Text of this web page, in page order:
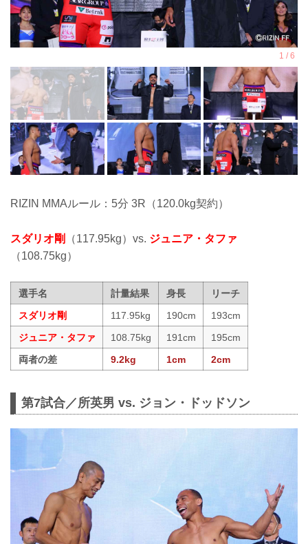
RIZIN MMAルール：5分 3R（120.0kg契約）
スダリオ剛 （117.95kg）vs. ジュニア・タファ
（108.75kg）
選手名 計量結果 身長
リーチ
スダリオ剛
117.95kg 190cm
193cm
ジュニア・タファ
108.75kg 191cm
195cm
両者の差
9.2kg 1cm 2cm
第7試合／所英男 vs. ジョン・ドッドソン